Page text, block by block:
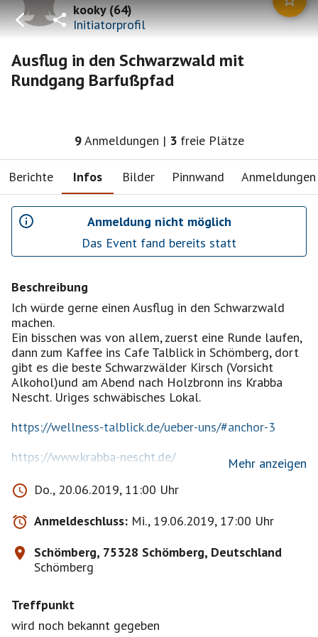
kooky(64)
Initiatorprofil
Ausflug in den Schwarzwald mit
Rundgang Barfußpfad
9Anmeldungen | 3 freie Plätze
Berichte Infos Bilder Pinnwand Anmeldungen
Anmeldung nicht möglich
Das Event fand bereits statt
Beschreibung
Ich würde gerne einen Ausflug in den Schwarzwald
machen.
Ein bisschen was von allem, zuerst eine Runde laufen,
dann zum Kaffee ins Cafe Talblick in Schömberg, dort
gibt es die beste Schwarzwälder Kirsch (Vorsicht
Alkohol)und am Abend nach Holzbronn ins Krabba
Nescht. Uriges schwäbisches Lokal.
https://wellness-talblick.de/ueber-uns/#anchor-3
https://www.krabba-nescht.de/
Zu laufen habe ich mir folgendes überlegt, das wollte
ich schon immer mal machen....
Barfußpfad
Barfuß zum Glück!
Im "Vierländereck" zwischen Schwarzenberg,
Oberlengenhadt, Unterlengenhardt und Bieselsberg
Kneippanlage Zweibronnen - der Startpunkt für
unseren Barfußpfad!
Mehr anzeigen
Do., 20.06.2019, 11:00 Uhr
Anmeldeschluss: Mi., 19.06.2019, 17:00 Uhr
Schömberg, 75328 Schömberg, Deutschland
Schömberg
Treffpunkt
wird noch bekannt gegeben